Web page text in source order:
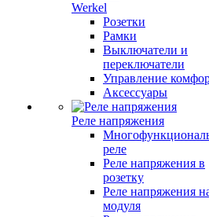
Werkel
Розетки
Рамки
Выключатели и
переключатели
Управление
Аксессуары
Реле напряжения
реле
Реле напряжения в
розетку
Реле напряжения
модуля